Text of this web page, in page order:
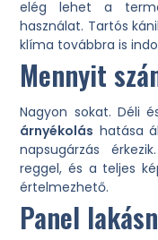
elég lehet a
használat. Tartós
klíma továbbra is
Mennyit
Nagyon sokat. Déli
árnyékolás hatása
napsugárzás
reggel, és a teljes
értelmezhető.
Panel